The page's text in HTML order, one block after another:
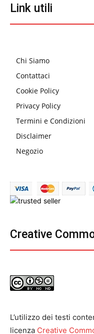
Link utili
Chi Siamo
Contattaci
Cookie Policy
Privacy Policy
Termini e Condizioni
Disclaimer
Negozio
Creative
L’utilizzo dei testi
licenza Creative